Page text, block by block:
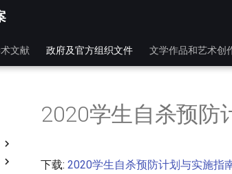
文献 政府及官方组织文件 文学作品和艺术创
2020学生自杀预防
下载: 2020学生自杀预防计划与实施指